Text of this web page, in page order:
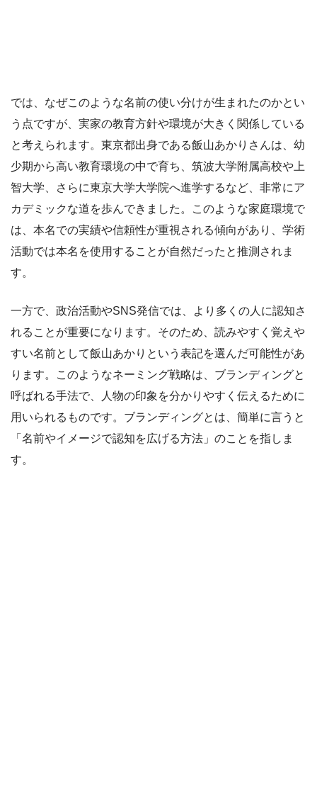
では、なぜこのような名前の使い分けが生まれたのかとい
う点ですが、実家の教育方針や環境が大きく関係している
と考えられます。東京都出身である飯山あかりさんは、幼
少期から高い教育環境の中で育ち、筑波大学附属高校や上
智大学、さらに東京大学大学院へ進学するなど、非常にア
カデミックな道を歩んできました。このような家庭環境で
は、本名での実績や信頼性が重視される傾向があり、学術
活動では本名を使用することが自然だったと推測されま
す。
一方で、政治活動やSNS発信では、より多くの人に認知さ
れることが重要になります。そのため、読みやすく覚えや
すい名前として飯山あかりという表記を選んだ可能性があ
ります。このようなネーミング戦略は、ブランディングと
呼ばれる手法で、人物の印象を分かりやすく伝えるために
用いられるものです。ブランディングとは、簡単に言うと
「名前やイメージで認知を広げる方法」のことを指しま
す。